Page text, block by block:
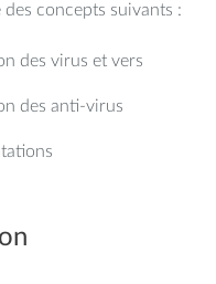
des concepts suivants :
des virus et vers
des anti-virus